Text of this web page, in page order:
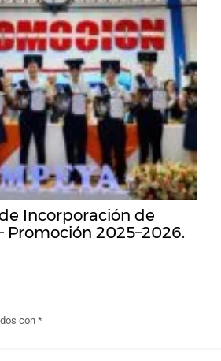
Incorporación de
Promoción 2025–2026.
con *